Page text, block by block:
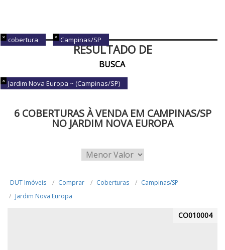
cobertura Campinas/SP
Jardim Nova Europa ~ (Campinas/SP)
RESULTADO DE
BUSCA
6 COBERTURAS À VENDA EM CAMPINAS/SP
NO JARDIM NOVA EUROPA
DUT Imóveis Comprar Coberturas
Campinas/SP
Jardim Nova Europa
CO010004